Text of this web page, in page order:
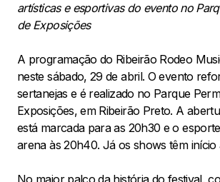
artísticas e esportivas do evento no
de Exposições
A programação do Ribeirão Rodeo
neste sábado, 29 de abril. O evento
sertanejas e é realizado no Parque
Exposições, em Ribeirão Preto. A
está marcada para as 20h30 e o
arena às 20h40. Já os shows têm início